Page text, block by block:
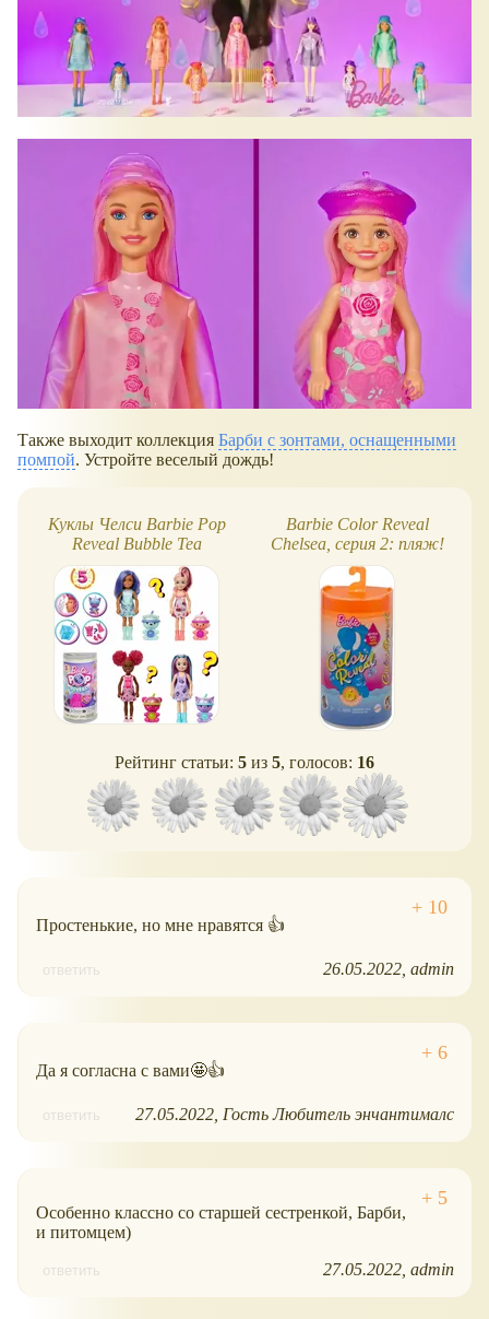
Также выходит коллекция Барби с зонтами, оснащенными
помпой. Устройте веселый дождь!
Куклы Челси Barbie Pop
Reveal Bubble Tea
Barbie Color Reveal
Chelsea, серия 2: пляж!
Рейтинг статьи: 5 из 5, голосов: 16
Простенькие, но мне нравятся 👍
ответить 26.05.2022 admin
Да я согласна с вами🤩👍
ответить 27.05.2022 Гость Любитель энчантималс
Особенно классно со старшей сестренкой, Барби,
и питомцем)
ответить 27.05.2022 admin